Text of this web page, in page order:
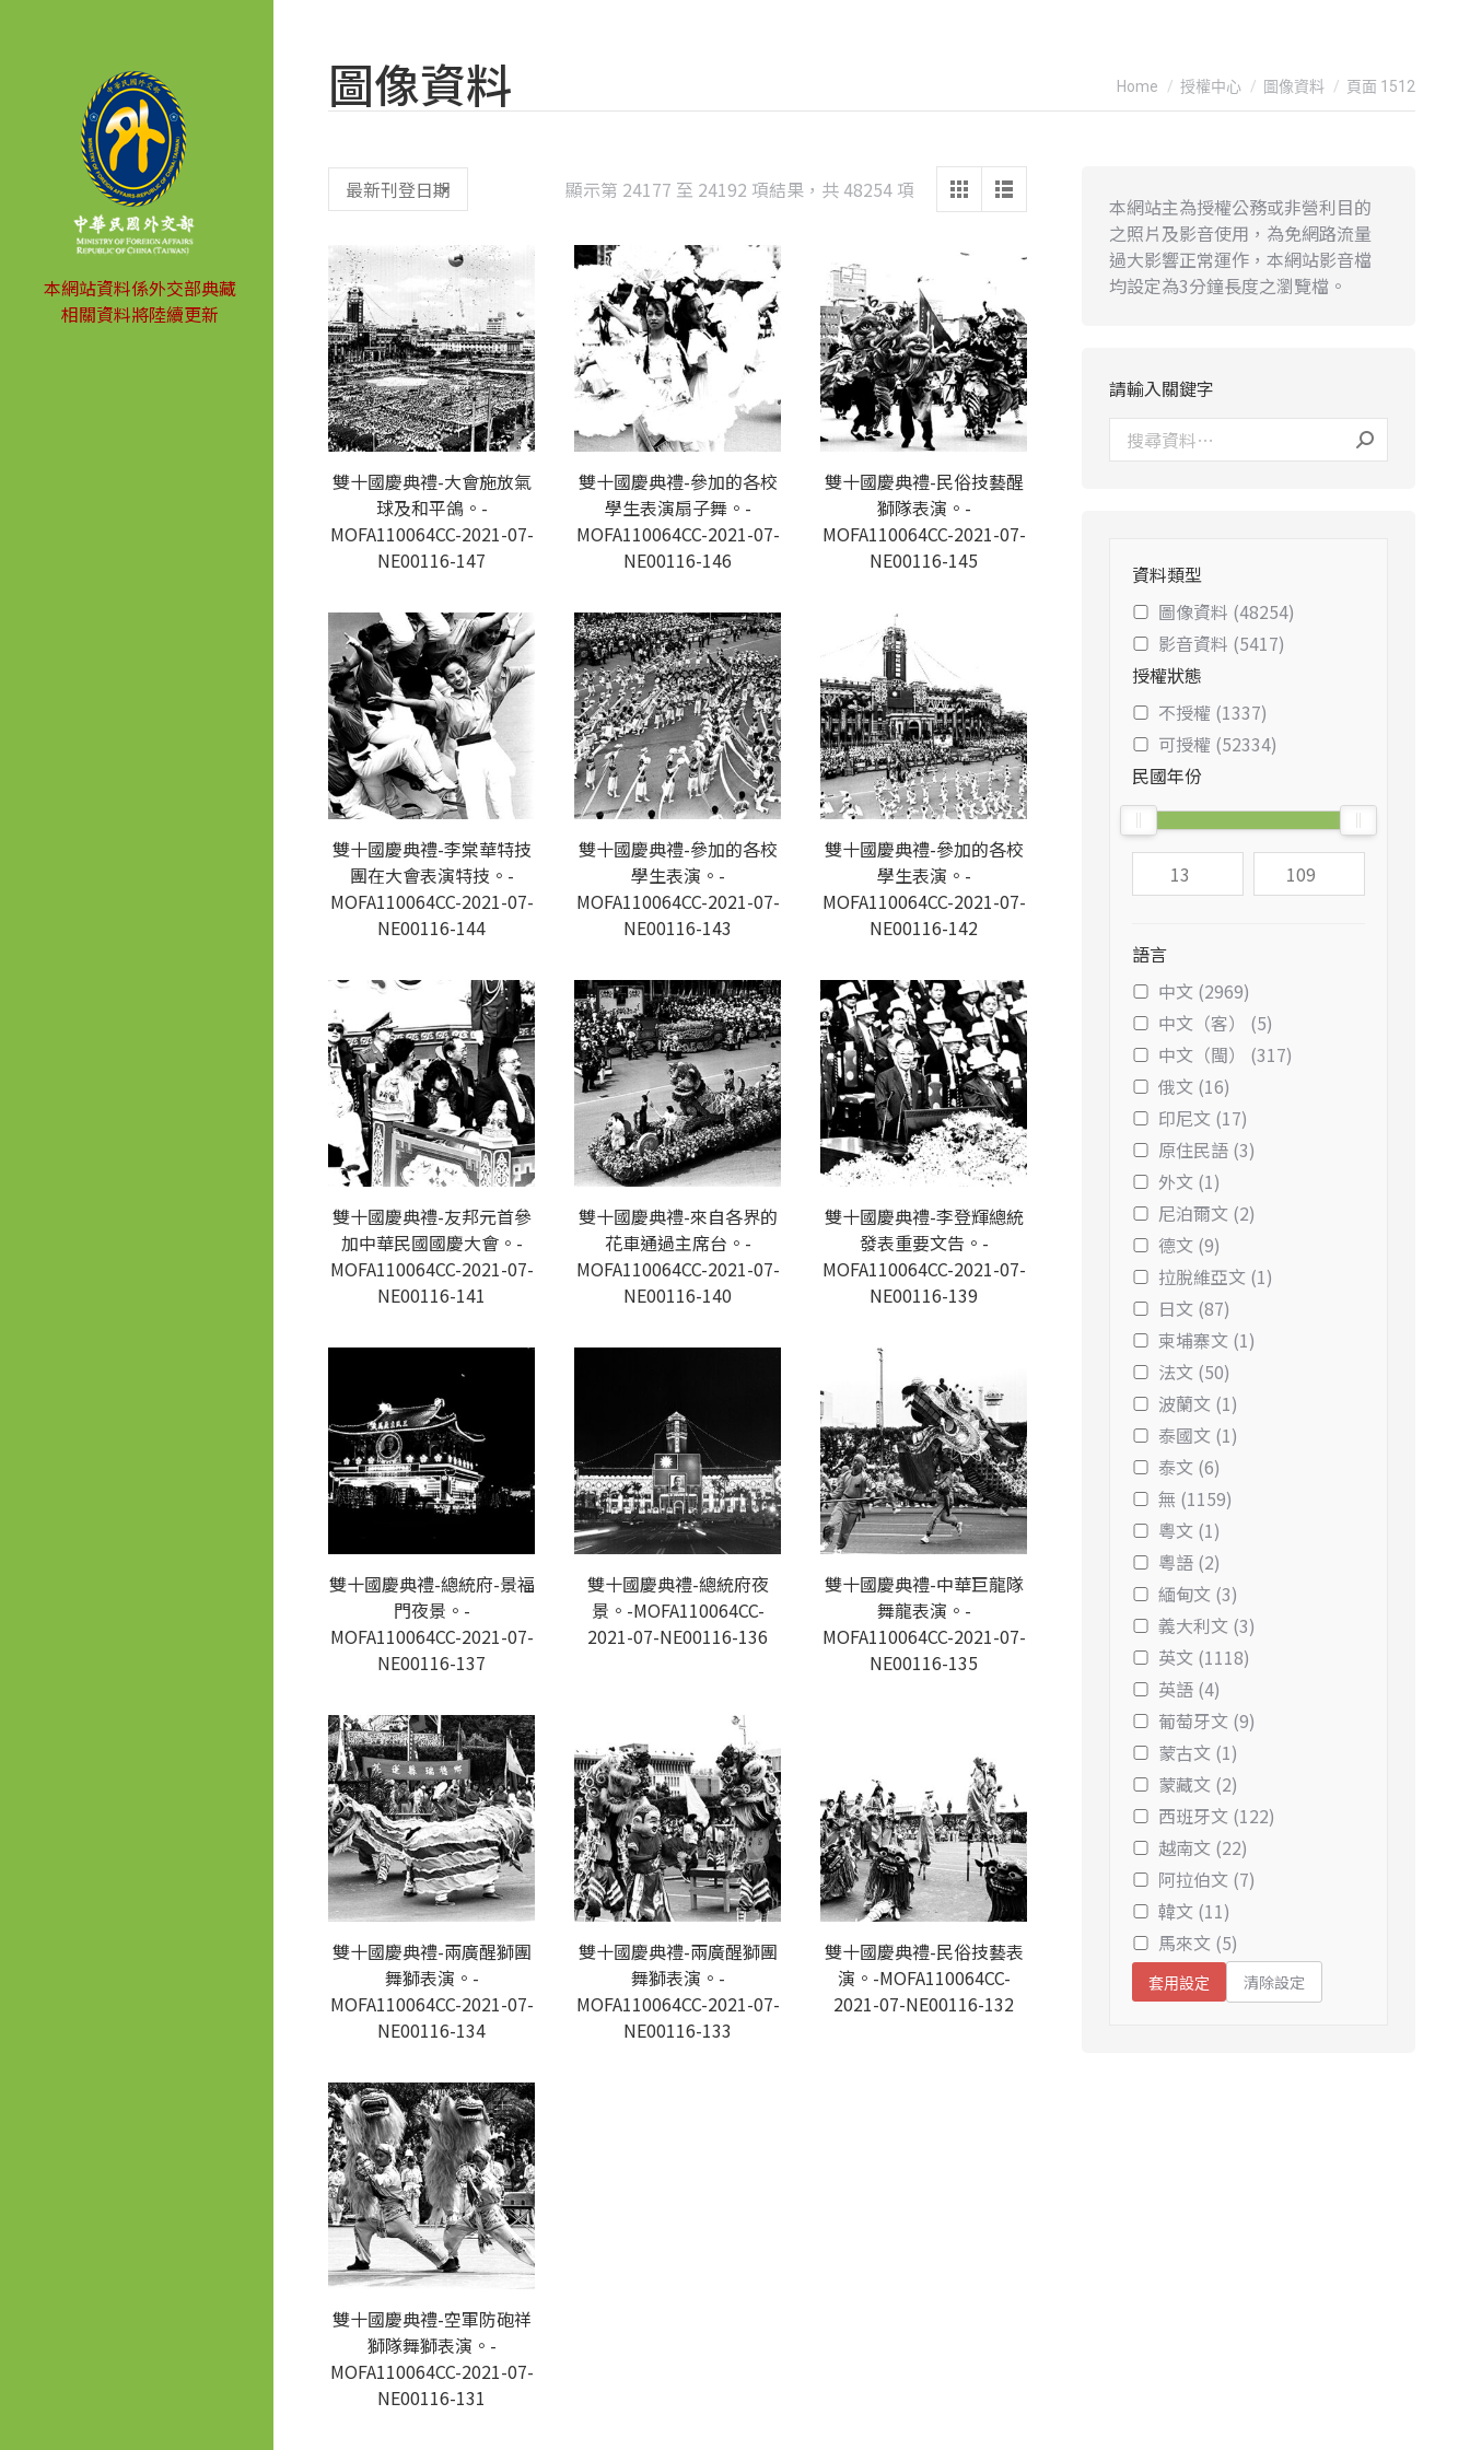
本網站資料係外交部典藏
相關資料將陸續更新
圖像資料 You are here:
Home 授權中心 圖像資料 頁面 1512
顯示第 24177 至 24192 項結果，共 48254 項 Sorted
雙十國慶典禮-大會施放氣
球及和平鴿。-
MOFA110064CC-2021-07-
NE00116-147
雙十國慶典禮-參加的各校
學生表演扇子舞。-
MOFA110064CC-2021-07-
NE00116-146
雙十國慶典禮-民俗技藝醒
獅隊表演。-
MOFA110064CC-2021-07-
NE00116-145
雙十國慶典禮-李棠華特技
團在大會表演特技。-
MOFA110064CC-2021-07-
NE00116-144
雙十國慶典禮-參加的各校
學生表演。-
MOFA110064CC-2021-07-
NE00116-143
雙十國慶典禮-參加的各校
學生表演。-
MOFA110064CC-2021-07-
NE00116-142
雙十國慶典禮-友邦元首參
加中華民國國慶大會。-
MOFA110064CC-2021-07-
NE00116-141
雙十國慶典禮-來自各界的
花車通過主席台。-
MOFA110064CC-2021-07-
NE00116-140
雙十國慶典禮-李登輝總統
發表重要文告。-
MOFA110064CC-2021-07-
NE00116-139
雙十國慶典禮-總統府-景福
門夜景。-
MOFA110064CC-2021-07-
NE00116-137
雙十國慶典禮-總統府夜
景。-MOFA110064CC-
2021-07-NE00116-136
雙十國慶典禮-中華巨龍隊
舞龍表演。-
MOFA110064CC-2021-07-
NE00116-135
雙十國慶典禮-兩廣醒獅團
舞獅表演。-
MOFA110064CC-2021-07-
NE00116-134
雙十國慶典禮-兩廣醒獅團
舞獅表演。-
MOFA110064CC-2021-07-
NE00116-133
雙十國慶典禮-民俗技藝表
演。-MOFA110064CC-
2021-07-NE00116-132
雙十國慶典禮-空軍防砲祥
獅隊舞獅表演。-
MOFA110064CC-2021-07-
NE00116-131
本網站主為授權公務或非營利目的
之照片及影音使用，為免網路流量
過大影響正常運作，本網站影音檔
均設定為3分鐘長度之瀏覽檔。
請輸入關鍵字
資料類型
圖像資料 (48254)
影音資料 (5417)
授權狀態
不授權 (1337)
可授權 (52334)
民國年份
語言
中文 (2969)
中文（客） (5)
中文（閩） (317)
俄文 (16)
印尼文 (17)
原住民語 (3)
外文 (1)
尼泊爾文 (2)
德文 (9)
拉脫維亞文 (1)
日文 (87)
柬埔寨文 (1)
法文 (50)
波蘭文 (1)
泰國文 (1)
泰文 (6)
無 (1159)
粵文 (1)
粵語 (2)
緬甸文 (3)
義大利文 (3)
英文 (1118)
英語 (4)
葡萄牙文 (9)
蒙古文 (1)
蒙藏文 (2)
西班牙文 (122)
越南文 (22)
阿拉伯文 (7)
韓文 (11)
馬來文 (5)
套用設定 清除設定